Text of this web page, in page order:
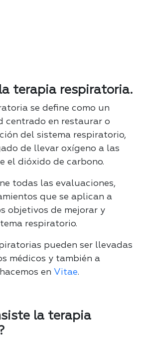
la terapia respiratoria.
se define como un
centrado en restaurar o
del sistema respiratorio,
de llevar oxígeno a las
el dióxido de carbono.
todas las evaluaciones,
que se aplican a
objetivos de mejorar y
respiratorio.
pueden ser llevadas
médicos y también a
en Vitae.
la terapia